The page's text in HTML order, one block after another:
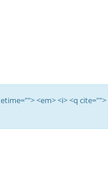
<em> <i> <q cite="">